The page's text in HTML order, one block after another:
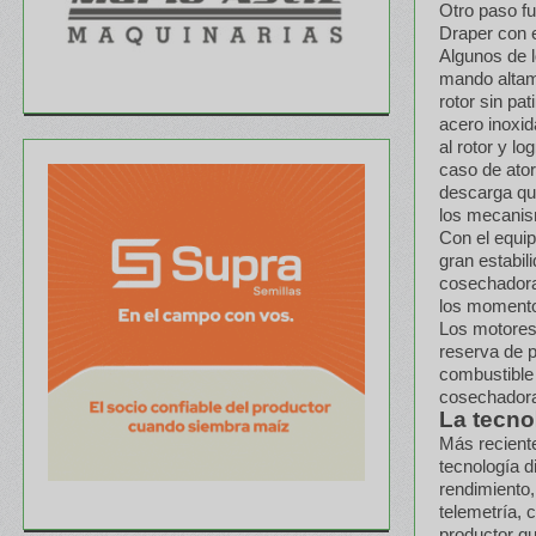
Otro paso
Draper con
Algunos de
mando
rotor sin
acero
al rotor y
caso de
descarga
los
Con el
gran
los
Los
reserva de
La
Más
tecnología
telemetría,